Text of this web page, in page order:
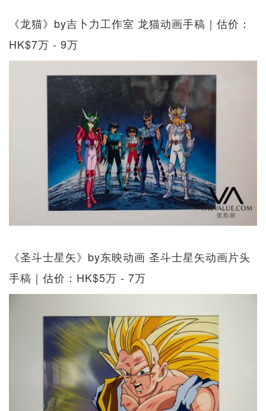
《龙猫》by吉卜力工作室 龙猫动画手稿｜估价：
HK$7万 - 9万
《圣斗士星矢》by东映动画 圣斗士星矢动画片头
手稿｜估价：HK$5万 - 7万